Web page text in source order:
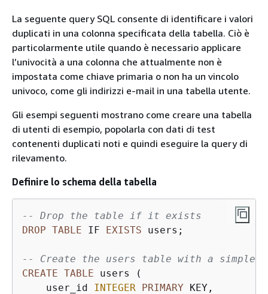
La seguente query SQL consente di identificare i valori
duplicati in una colonna specificata della tabella. Ciò è
particolarmente utile quando è necessario applicare
l’univocità a una colonna che attualmente non è
impostata come chiave primaria o non ha un vincolo
univoco, come gli indirizzi e-mail in una tabella utente.
Gli esempi seguenti mostrano come creare una tabella
di utenti di esempio, popolarla con dati di test
contenenti duplicati noti e quindi eseguire la query di
rilevamento.
Definire lo schema della tabella
-- Drop the table if it exists
DROP TABLE IF EXISTS users;
-- Create the users table with a simple
CREATE TABLE users (
    user_id
INTEGER PRIMARY KEY,